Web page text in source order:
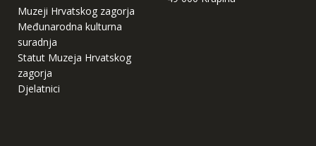
Muzeji Hrvatskog zagorja
Međunarodna kulturna
suradnja
Statut Muzeja Hrvatskog
zagorja
Djelatnici